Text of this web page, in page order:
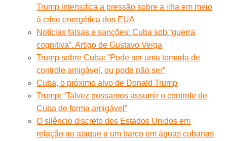
Trump intensifica a pressão sobre a ilha em meio
à crise energética dos EUA
Notícias falsas e sanções: Cuba sob “guerra
cognitiva”. Artigo de Gustavo Veiga
Trump sobre Cuba: “Pode ser uma tomada de
controle amigável, ou pode não ser”
Cuba, o próximo alvo de Donald Trump
Trump: “Talvez possamos assumir o controle de
Cuba de forma amigável”
O silêncio discreto dos Estados Unidos em
relação ao ataque a um barco em águas cubanas